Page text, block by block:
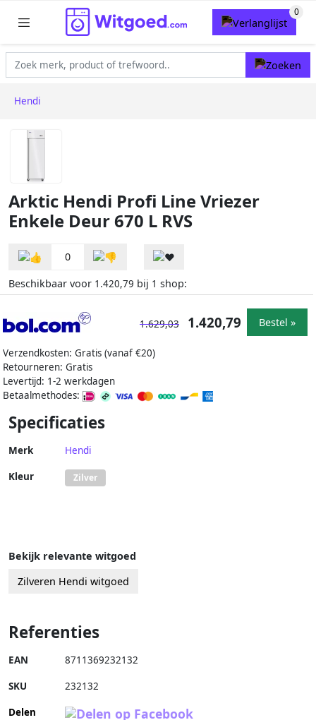
Hendi
Arktic Hendi Profi Line Vriezer
Enkele Deur 670 L RVS
0
Beschikbaar voor 1.420,79 bij 1 shop:
Verzendkosten: Gratis (vanaf €20)
Retourneren: Gratis
Levertijd: 1-2 werkdagen
Betaalmethodes:
1.629,03 1.420,79 Bestel »
Specificaties
Merk Hendi
Kleur Zilver
Bekijk relevante witgoed
Zilveren Hendi witgoed
Referenties
EAN 8711369232132
SKU 232132
Delen